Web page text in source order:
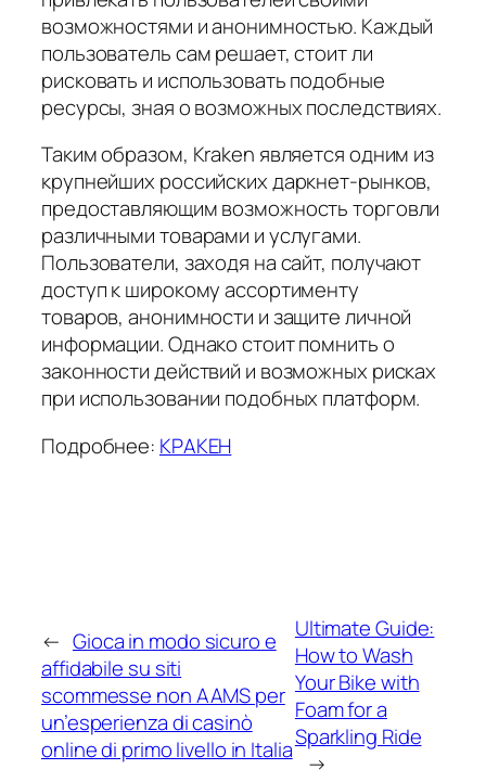
возможностями и анонимностью. Каждый
пользователь сам решает, стоит ли
рисковать и использовать подобные
ресурсы, зная о возможных последствиях.
Таким образом, Kraken является одним из
крупнейших российских даркнет-рынков,
предоставляющим возможность торговли
различными товарами и услугами.
Пользователи, заходя на сайт, получают
доступ к широкому ассортименту
товаров, анонимности и защите личной
информации. Однако стоит помнить о
законности действий и возможных рисках
при использовании подобных платформ.
Подробнее: КРАКЕН
← Gioca in modo sicuro e
affidabile su siti
scommesse non AAMS per
un’esperienza di casinò
online di primo livello in Italia
Ultimate Guide:
How to Wash
Your Bike with
Foam for a
Sparkling Ride
→